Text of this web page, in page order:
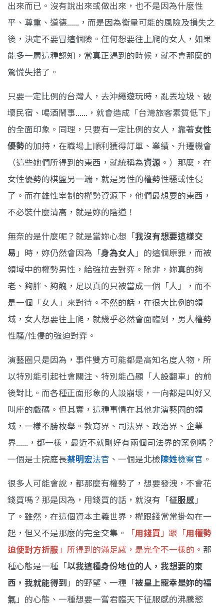
出來而已。沒有說出來或做出來，也不是因為什麼性
平、尊重、道德......，而是因為衡量可能的風險及損失之
後，決定不要冒這個險。任何想要往上爬的女人，如果
能多一層這種認知，當真正遇到的時候，就不會那麼的
驚慌失措了。
只要一定比例的台灣人，去沖繩遊玩時，亂丟垃圾、破
壞民宿、喝酒鬧事......，就會造成「台灣旅客素質低下」
的全面印象。同理，只要有一定比例的女人，靠著女性
優勢的加持，在職場上順利獲得訂單、業績、升遷機會
（這些她們所得到的東西，就統稱為資源 。）那麼，在
女性優勢的棋盤另一端，就是男性的權勢性騷或性侵
了。而在雄性宰制的權勢資源下，他們最想要的東西，
不必裝什麼清高，就是妳的陰道！
無奈的是什麼呢？就是當妳心想「我沒有想要這樣交
易」時，妳仍然會因為「身為女人」的這個原罪，而被
領域中的權勢男性，給強拉去對弈。除非，妳真的夠
老、夠胖、夠醜，足以真的只被當成一個「人」，而不
是一個「女人」來對待。不然的話，在很大比例的領
域，女人想要往上爬，就幾乎必然會面臨到，男人權勢
性騷/性侵的強迫對弈。
演藝圈只是因為，事件雙方可能都是高知名度人物，所
以特別能引起社會關注、特別能凸顯「人設翻車」的前
後對比。而各種正面形象的人設崩壞，一向都是叫好又
叫座的戲碼。但其實，這種事情在其他非演藝圈的領
域，一樣不勝枚舉。教育界、司法界、政治界、企業
界......，都一樣，最近不就剛好有兩個司法界的案例嗎？
一個是士院庭長蔡明宏法官 、一個是北檢陳姓檢察官 。
很多人可能會說，都那麼有權勢了，想要發洩，不會花
錢買嗎？那是因為，用錢買的話，就沒有「征服感」
了。雖然，在這個資本主義世界，權跟錢常常掛勾在一
起，但又不是那麼的完全交集。
「用錢買」跟「用權勢
迫使對方折服」所得到的滿足感，是完全不一樣的。 那
種心態是一種「以我這種身份地位的人，我想要的東
西，我就能得到」的野望、一種「被皇上寵幸是妳的福
氣」的心態、一種想要一嘗君臨天下征服感的沸騰慾